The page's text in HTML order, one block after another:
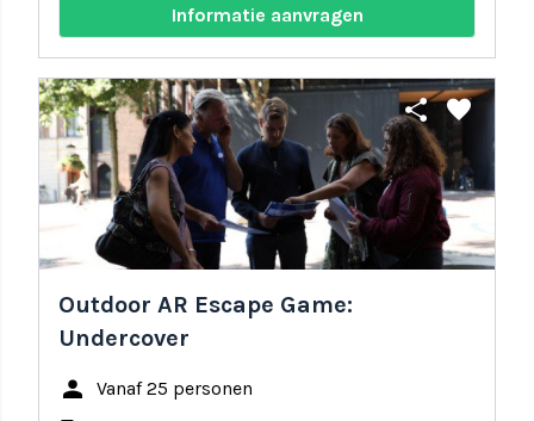
Informatie aanvragen
share favorite
Outdoor AR Escape Game:
Undercover
person Vanaf 25 personen